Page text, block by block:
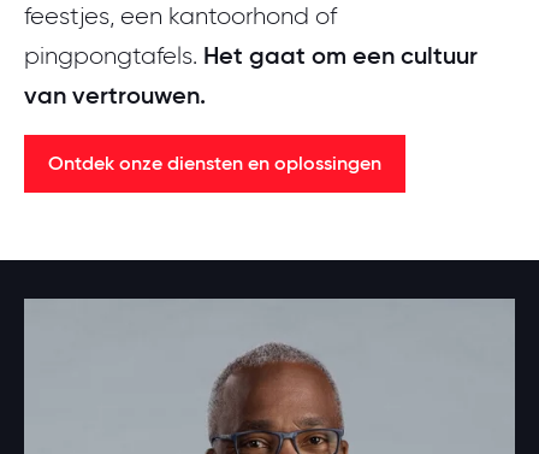
feestjes, een kantoorhond of
pingpongtafels. Het gaat om een cultuur
van vertrouwen.
Ontdek onze diensten en oplossingen